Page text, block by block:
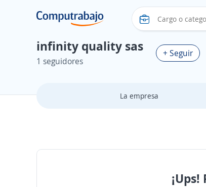
infinity quality sas
1 seguidores
+ Seguir
La empresa